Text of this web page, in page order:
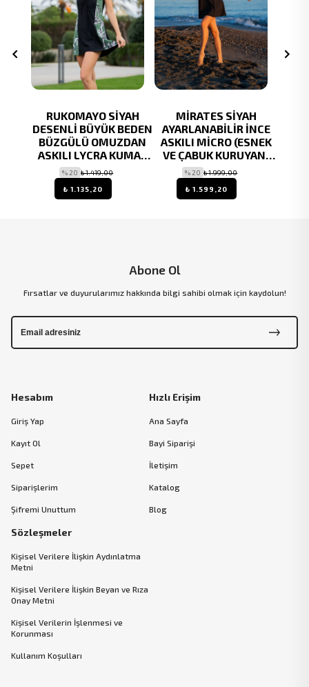
RUKOMAYO SİYAH
DESENLİ BÜYÜK BEDEN
BÜZGÜLÜ OMUZDAN
ASKILI LYCRA KUMAŞ
ELBİSE MAYO
% 20 ₺ 1.419,00
₺ 1.135,20
MİRATES SİYAH
AYARLANABİLİR İNCE
ASKILI MİCRO (ESNEK
VE ÇABUK KURUYAN)
KUMAŞ ELBİSE MAYO
% 20 ₺ 1.999,00
₺ 1.599,20
Hesabım
Giriş Yap
Kayıt Ol
Sepet
Siparişlerim
Şifremi Unuttum
Hızlı Erişim
Ana Sayfa
Bayi Siparişi
İletişim
Katalog
Blog
Sözleşmeler
Kişisel Verilere İlişkin Aydınlatma
Metni
Kişisel Verilere İlişkin Beyan ve Rıza
Onay Metni
Kişisel Verilerin İşlenmesi ve
Korunması
Kullanım Koşulları
Abone Ol
Fırsatlar ve duyurularımız hakkında bilgi sahibi olmak için kaydolun!